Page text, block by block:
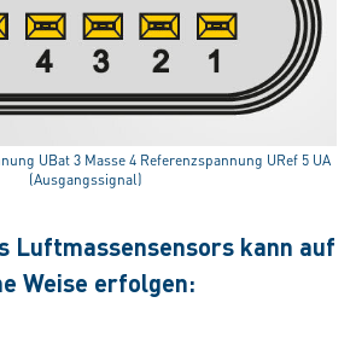
UBat 3 Masse 4 Referenzspannung URef 5 UA
(Ausgangssignal)
Luftmassensensors kann auf
Weise erfolgen: